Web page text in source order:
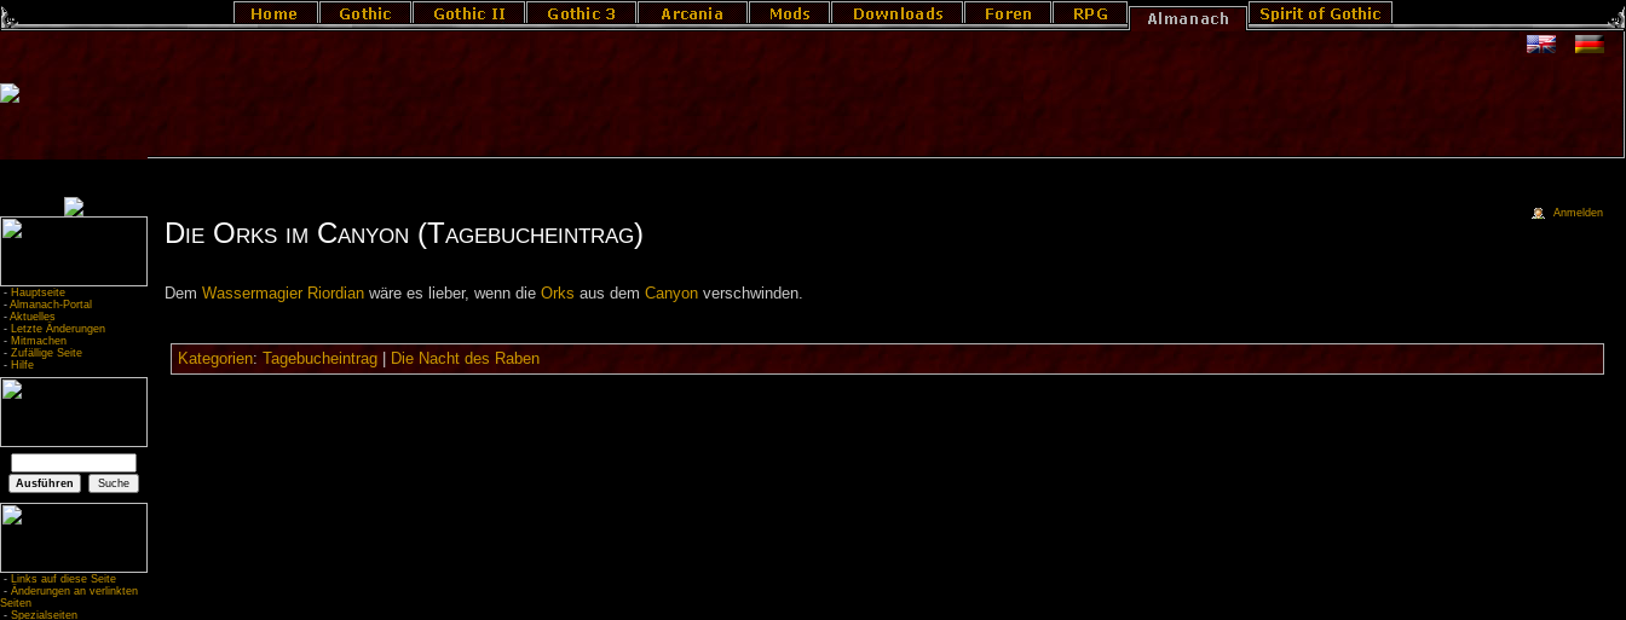
- Hauptseite
- Almanach-Portal
- Aktuelles
- Letzte Änderungen
- Mitmachen
- Zufällige Seite
- Hilfe
- Links auf diese Seite
- Änderungen an verlinkten
Seiten
- Spezialseiten
Die Orks im Canyon (Tagebucheintrag)
Dem Wassermagier Riordianwäre es lieber, wenn die Orks aus dem Canyonverschwinden.
Kategorien: Tagebucheintrag| Die Nacht des Raben
Anmelden